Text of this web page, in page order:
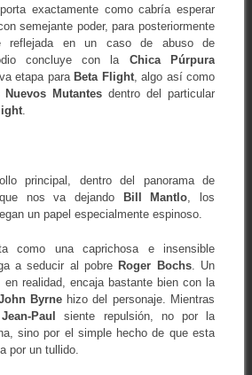
exactamente como cabría esperar
semejante poder, para posteriormente
reflejada en un caso de abuso de
concluye con la Chica Púrpura
etapa para Beta Flight, algo así como
Nuevos Mutantes dentro del particular
.
principal, dentro del panorama de
nos va dejando
Bill Mantlo, los
un papel especialmente espinoso.
como una caprichosa e insensible
a seducir al pobre Roger Bochs. Un
en realidad, encaja bastante bien con la
Byrnehizo del personaje. Mientras
Jean-Paul
siente repulsión, no por la
sino por el simple hecho de que esta
por un tullido.